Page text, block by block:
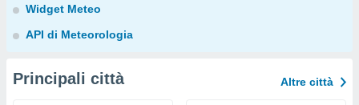
Widget Meteo
API di Meteorologia
Principali città Altre città